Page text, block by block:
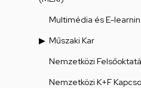
Multimédia és E-
Műszaki Kar
Nemzetközi
Nemzetközi K+F